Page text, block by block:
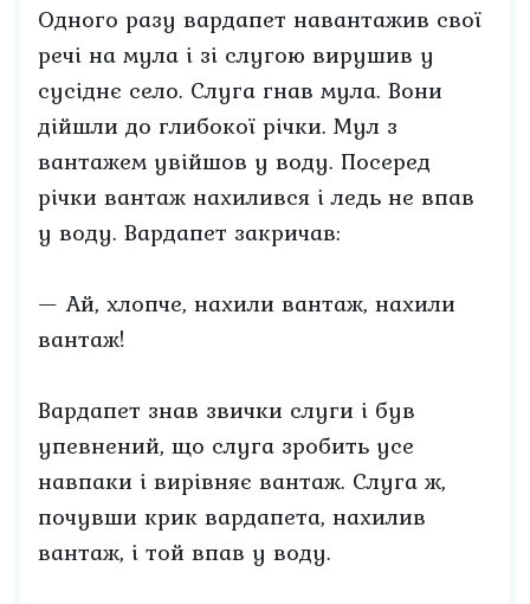
Одного разу вардапет навантажив свої
речі на мула і зі слугою вирушив у
сусіднє село. Слуга гнав мула. Вони
дійшли до глибокої річки. Мул з
вантажем увійшов у воду. Посеред
річки вантаж нахилився і ледь не впав
у воду. Вардапет закричав:
— Ай, хлопче, нахили вантаж, нахили
вантаж!
Вардапет знав звички слуги і був
упевнений, що слуга зробить усе
навпаки і вирівняє вантаж. Слуга ж,
почувши крик вардапета, нахилив
вантаж, і той впав у воду.